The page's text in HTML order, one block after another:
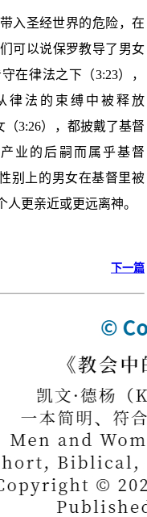
入圣经世界的危险，在
可以说保罗教导了男女
在律法之下（3:23），
律法的束缚中被释放
（3:26），都披戴了基督
业的后嗣而属乎基督
别上的男女在基督里被
更亲近或更远离神。
下一篇